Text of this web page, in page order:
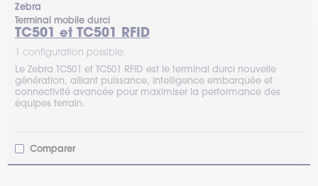
Zebra
Terminal mobile durci
TC501 et TC501 RFID
1 configuration possible.
Le Zebra TC501 et TC501 RFID est le terminal durci nouvelle
génération, alliant puissance, intelligence embarquée et
connectivité avancée pour maximiser la performance des
équipes terrain.
Comparer